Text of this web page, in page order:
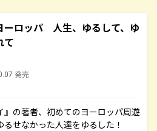
ーロッパ 人生、ゆるして、ゆ
て
発売
』の著者、初めてのヨーロッパ周遊
せなかった人達をゆるした！